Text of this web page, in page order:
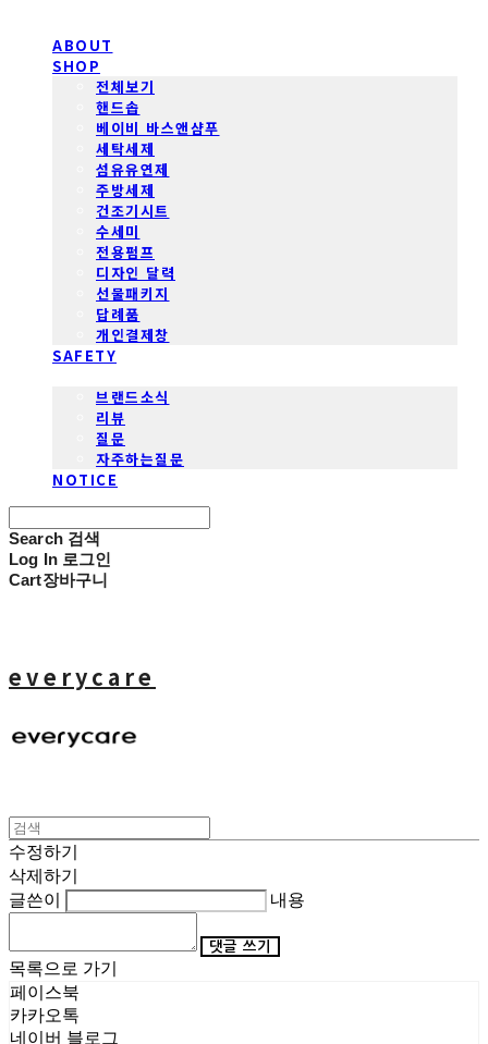
ABOUT
SHOP
전체보기
핸드솝
베이비 바스앤샴푸
세탁세제
섬유유연제
주방세제
건조기시트
수세미
전용펌프
디자인 달력
선물패키지
답례품
개인결제창
SAFETY
브랜드소식
리뷰
질문
자주하는질문
NOTICE
Search 검색
Log In 로그인
Cart장바구니
everycare
수정하기
삭제하기
글쓴이
내용
댓글 쓰기
목록으로 가기
페이스북
카카오톡
네이버 블로그